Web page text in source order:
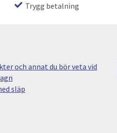
Trygg betalning
och annat du bör veta vid
släp